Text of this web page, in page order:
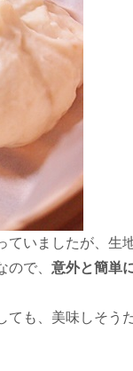
ていましたが、生
で、 意外と簡単
ても、美味しそう